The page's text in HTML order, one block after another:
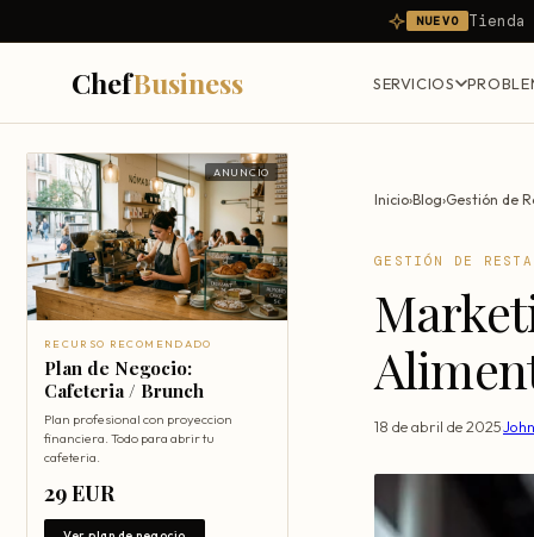
NUEVO
ChefBusiness SERVICIOS
Inicio›Blog›Gestión de
GESTIÓN DE
18 de abril de 2025
ANUNCIO
RECURSO RECOMENDADO
Plan de Negocio:
Cafeteria / Brunch
Plan profesional con proyeccion
financiera. Todo para abrir tu
cafeteria.
29 EUR